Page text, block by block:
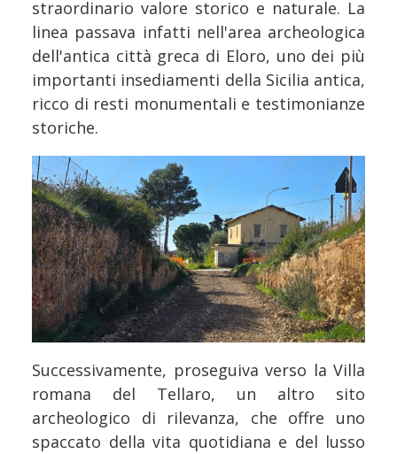
straordinario valore storico e naturale. La
linea passava infatti nell'area archeologica
dell'antica città greca di Eloro, uno dei più
importanti insediamenti della Sicilia antica,
ricco di resti monumentali e testimonianze
storiche.
Successivamente, proseguiva verso la Villa
romana del Tellaro, un altro sito
archeologico di rilevanza, che offre uno
spaccato della vita quotidiana e del lusso